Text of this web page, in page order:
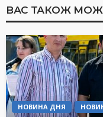
ВАС ТАКОЖ
НОВИНА ДНЯ